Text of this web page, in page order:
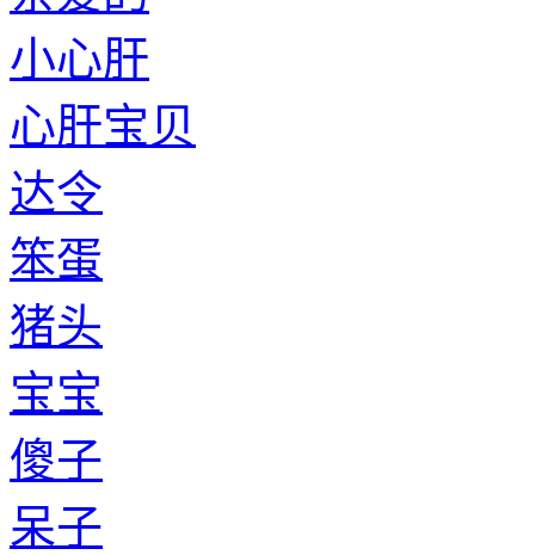
小心肝
心肝宝贝
达令
笨蛋
猪头
宝宝
傻子
呆子